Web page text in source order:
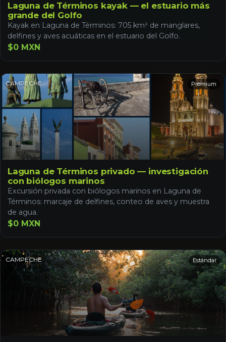
Laguna de Términos kayak — el estuario más
grande del Golfo
Kayak en Laguna de Términos: 705 km² de manglares,
delfines y aves acuáticas en el estuario del Golfo.
$0 MXN
CAMPECHE Premium
Laguna de Términos privado — investigación
con biólogos marinos
Excursión privada con biólogos marinos en Laguna de
Términos: marcaje de delfines, conteo de aves y muestra
de agua.
$0 MXN
CAMPECHE Estándar